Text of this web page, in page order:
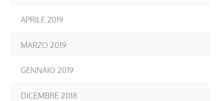
APRILE 2019
MARZO 2019
GENNAIO 2019
DICEMBRE 2018